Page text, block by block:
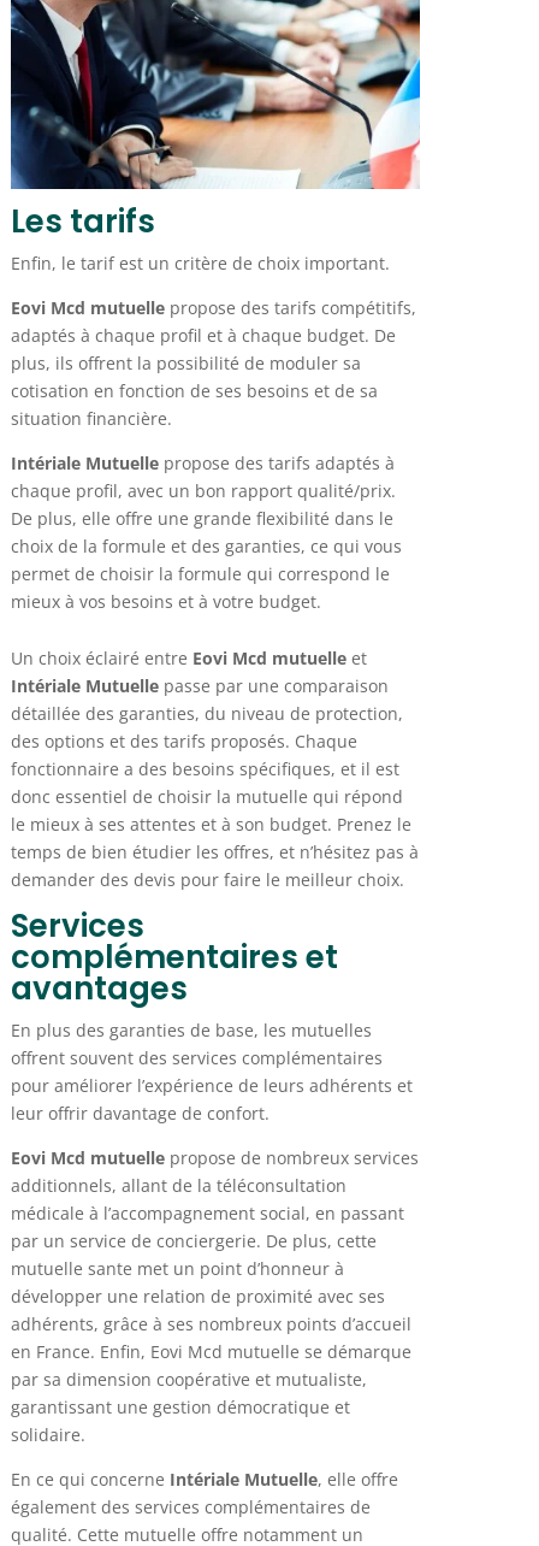
Les tarifs
Enfin, le tarif est un critère de choix important.
Eovi Mcd mutuellepropose des tarifs compétitifs,
adaptés à chaque profil et à chaque budget. De
plus, ils offrent la possibilité de moduler sa
cotisation en fonction de ses besoins et de sa
situation financière.
Intériale Mutuellepropose des tarifs adaptés à
chaque profil, avec un bon rapport qualité/prix.
De plus, elle offre une grande flexibilité dans le
choix de la formule et des garanties, ce qui vous
permet de choisir la formule qui correspond le
mieux à vos besoins et à votre budget.
Un choix éclairé entre Eovi Mcd mutuelleet
Intériale Mutuellepasse par une comparaison
détaillée des garanties, du niveau de protection,
des options et des tarifs proposés. Chaque
fonctionnaire a des besoins spécifiques, et il est
donc essentiel de choisir la mutuelle qui répond
le mieux à ses attentes et à son budget. Prenez le
temps de bien étudier les offres, et n’hésitez pas à
demander des devis pour faire le meilleur choix.
Services
complémentaires et
avantages
En plus des garanties de base, les mutuelles
offrent souvent des services complémentaires
pour améliorer l’expérience de leurs adhérents et
leur offrir davantage de confort.
Eovi Mcd mutuellepropose de nombreux services
additionnels, allant de la téléconsultation
médicale à l’accompagnement social, en passant
par un service de conciergerie. De plus, cette
mutuelle sante met un point d’honneur à
développer une relation de proximité avec ses
adhérents, grâce à ses nombreux points d’accueil
en France. Enfin, Eovi Mcd mutuelle se démarque
par sa dimension coopérative et mutualiste,
garantissant une gestion démocratique et
solidaire.
En ce qui concerne Intériale Mutuelle, elle offre
également des services complémentaires de
qualité. Cette mutuelle offre notamment un